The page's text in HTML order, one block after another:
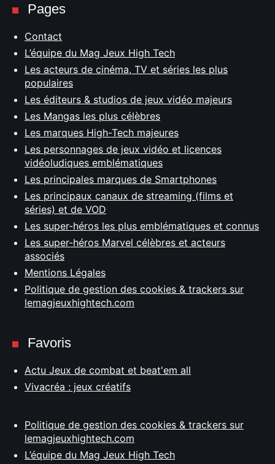
Pages
Contact
L’équipe du Mag Jeux High Tech
Les acteurs de cinéma, TV et séries les plus
populaires
Les éditeurs & studios de jeux vidéo majeurs
Les Mangas les plus célèbres
Les marques High-Tech majeures
Les personnages de jeux vidéo et licences
vidéoludiques emblématiques
Les principales marques de Smartphones
Les principaux canaux de streaming (films et
séries) et de VOD
Les super-héros les plus emblématiques et connus
Les super-héros Marvel célèbres et acteurs
associés
Mentions Légales
Politique de gestion des cookies & trackers sur
lemagjeuxhightech.com
Favoris
Actu Jeux de combat et beat'em all
Vivacréa : jeux créatifs
Politique de gestion des cookies & trackers sur
lemagjeuxhightech.com
L’équipe du Mag Jeux High Tech